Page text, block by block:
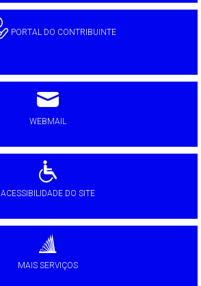
PORTAL DO CONTRIBUINTE
WEBMAIL
ACESSIBILIDADE DO SITE
MAIS SERVIÇOS